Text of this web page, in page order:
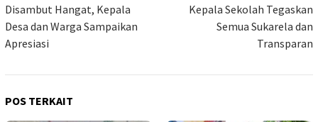
Disambut Hangat, Kepala
Desa dan Warga Sampaikan
Apresiasi
Kepala Sekolah Tegaskan
Semua Sukarela dan
Transparan
POS TERKAIT